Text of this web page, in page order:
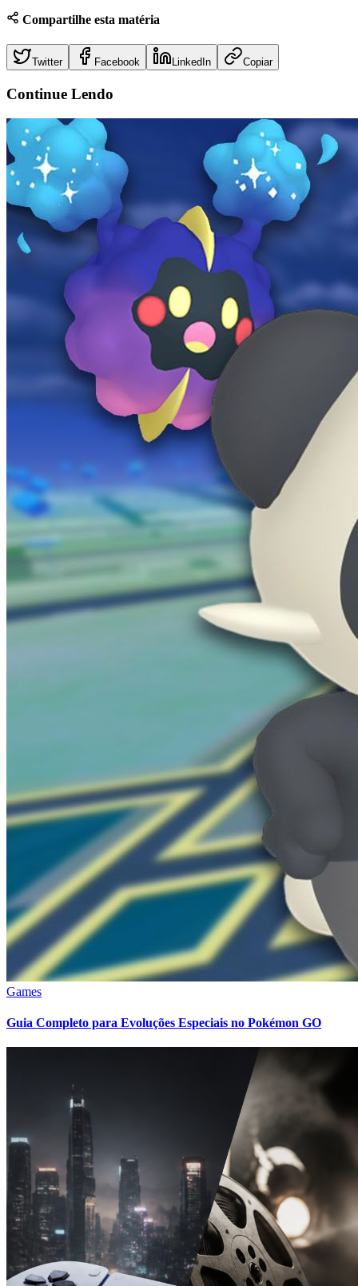
Compartilhe esta matéria
Twitter Facebook LinkedIn Copiar
Continue Lendo
Games
Guia Completo para Evoluções Especiais no Pokémon GO